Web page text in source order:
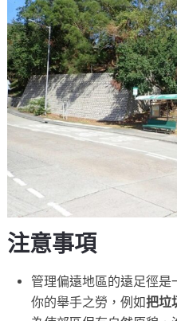
注意事項
管理偏遠地區的遠足徑是
你的舉手之勞，例如把垃